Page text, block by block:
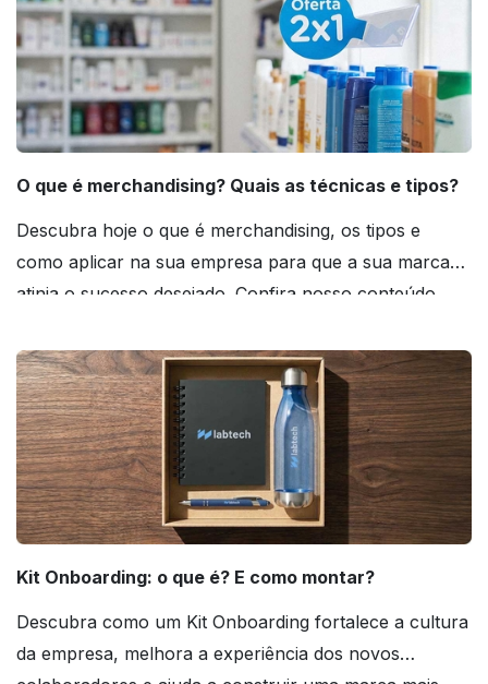
O que é merchandising? Quais as técnicas e tipos?
Descubra hoje o que é merchandising, os tipos e
como aplicar na sua empresa para que a sua marca
atinja o sucesso desejado. Confira nosso conteúdo
Kit Onboarding: o que é? E como montar?
Descubra como um Kit Onboarding fortalece a cultura
da empresa, melhora a experiência dos novos